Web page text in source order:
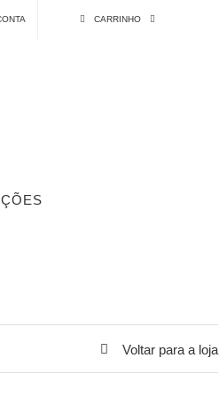
CARRINHO
Voltar para a loja